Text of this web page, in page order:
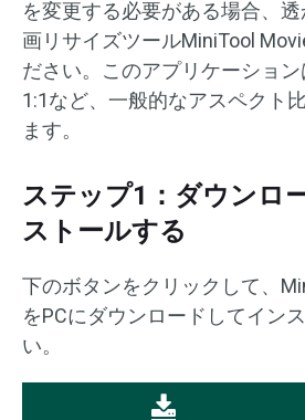
を変更する必要がある場合、
画リサイズツールMiniTool
ださい。このアプリケーション
1:1など、一般的なアスペクト
ます。
ステップ1：ダウンロ
ストールする
下のボタンをクリックして、
をPCにダウンロードしてイン
い。